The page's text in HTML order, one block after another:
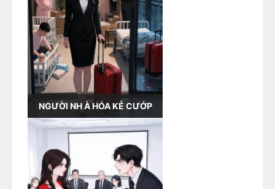
NGƯỜI NH À HÓA KẺ CƯỚP